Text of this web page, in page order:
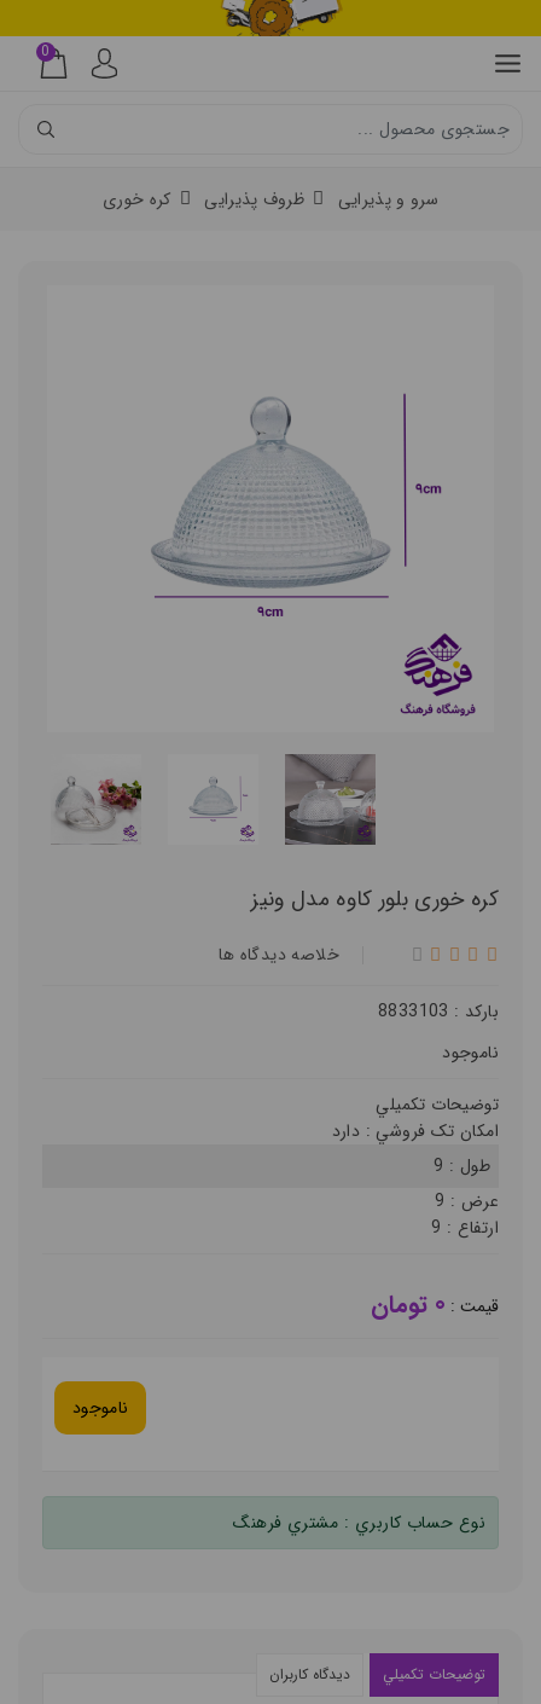
0
سرو و پذیرایی ظروف پذیرایی کره خوری
کره خوری بلور کاوه مدل ونیز
خلاصه ديدگاه ها
بارکد : 8833103
ناموجود
توضيحات تکميلي
امکان تک فروشي : دارد
طول :
عرض :
ارتفاع :
قيمت : 0 تومان
ناموجود
نوع حساب کاربري : مشتري فرهنگ
توضيحات تکميلي ديدگاه کاربران